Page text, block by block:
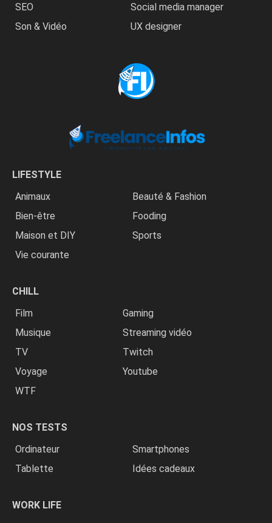
SEO
Social media manager
Son & Vidéo
UX designer
LIFESTYLE
Animaux
Beauté & Fashion
Bien-être
Fooding
Maison et DIY
Sports
Vie courante
CHILL
Film
Gaming
Musique
Streaming vidéo
TV
Twitch
Voyage
Youtube
WTF
NOS TESTS
Ordinateur
Smartphones
Tablette
Idées cadeaux
WORK LIFE